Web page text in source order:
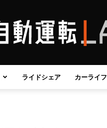
ライドシェア カーライフ